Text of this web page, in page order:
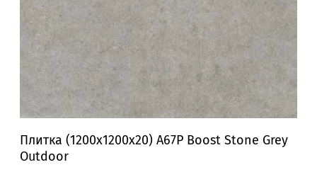
Плитка (1200x1200x20) A67P Boost Stone Grey
Outdoor